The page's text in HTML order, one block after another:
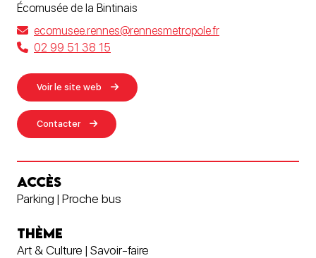
Écomusée de la Bintinais
ecomusee.rennes@rennesmetropole.fr
02 99 51 38 15
Voir le site web
Contacter
ACCÈS
Parking | Proche bus
THÈME
Art & Culture | Savoir-faire